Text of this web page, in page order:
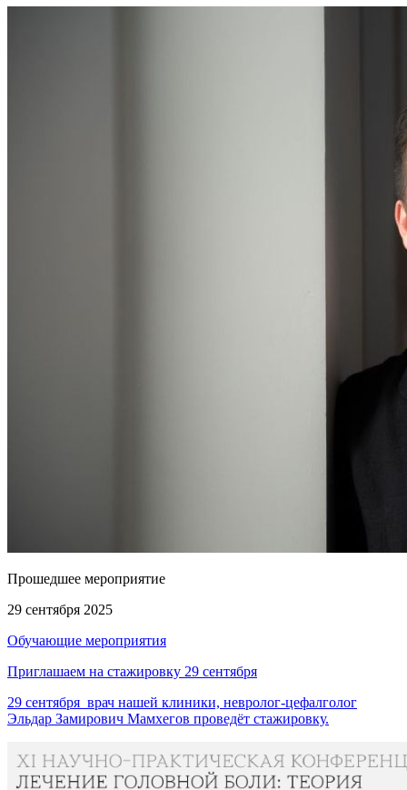
Прошедшее мероприятие
29 сентября 2025
Обучающие мероприятия
Приглашаем на стажировку 29 сентября
29 сентября врач нашей клиники, невролог-цефалголог
Эльдар Замирович Мамхегов проведёт стажировку.